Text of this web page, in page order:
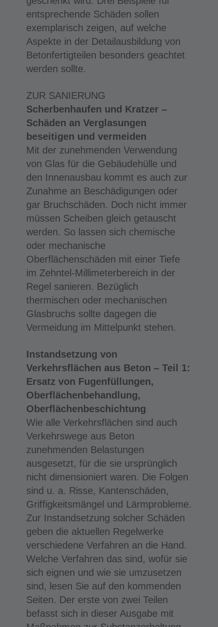
entsprechende Schäden sollen
exemplarisch zeigen, auf welche
Aspekte in der Detailausbildung von
Betonfertigteilen besonders geachtet
werden sollte.
ZUR SANIERUNG
Scherbenhaufen und Kratzer –
Schäden an Verglasungen
beseitigen und vermeiden
Mit der zunehmenden Verwendung
von Glas für die Gebäudehülle und
den Innenausbau kommt es auch zur
Zunahme an Beschädigungen oder
gar Bruchschäden. Doch nicht immer
müssen Scheiben gleich getauscht
werden. So lassen sich chemische
oder mechanische
Oberflächenschäden mit einer Tiefe
im Zehntel-Millimeterbereich in der
Regel sanieren. Bezüglich
thermischen oder mechanischen
Glasbruchs sollte dagegen die
Vermeidung im Mittelpunkt stehen.
Instandsetzung von
Verkehrsflächen aus Beton – Teil 1:
Ersatz von Fugenfüllungen,
Oberflächenbehandlung,
Oberflächenbeschichtung
Wie alle Verkehrsflächen sind auch
Verkehrswege aus Beton
zunehmenden Belastungen
ausgesetzt, für die sie ursprünglich
nicht dimensioniert waren. Die Folgen
sind u. a. Risse, Kantenschäden,
Griffigkeitsmängel und Lärmprobleme.
Zur Instandsetzung solcher Schäden
geben die aktuellen Regelwerke
verschiedene Verfahren an die Hand.
Welche Verfahren das sind, wofür sie
sich eignen und wie sie umzusetzen
sind, lesen Sie auf den kommenden
Seiten. Der erste von zwei Teilen
befasst sich in dieser Ausgabe mit